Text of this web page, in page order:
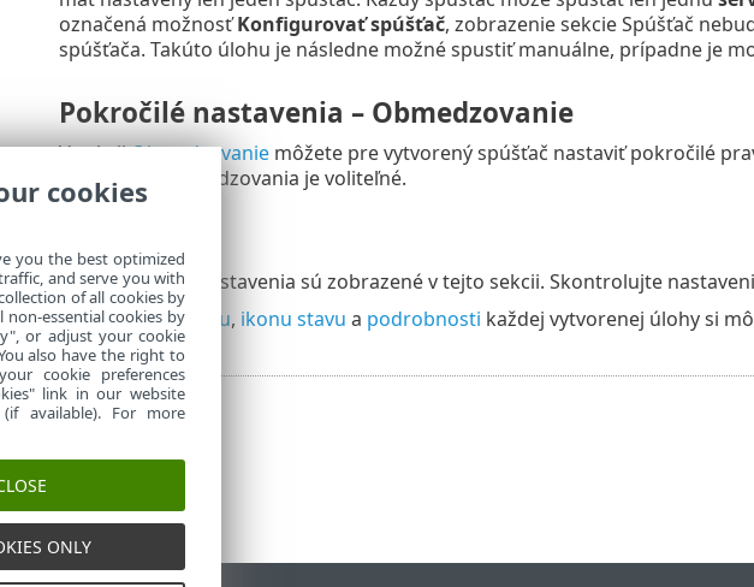
označená možnosťKonfigurovať spúšťač, zobrazenie sekcie Spúšťač
spúšťača. Takúto úlohu je následne možné spustiť manuálne, prípadne je
Pokročilé nastavenia – Obmedzovanie
V sekciiObmedzovaniemôžete pre vytvorený spúšťač nastaviť pokročilé
Nastavenie obmedzovania je voliteľné.
Všetky použité nastavenia sú zobrazené v tejto sekcii. Skontrolujte
Indikátor priebehu, ikonu stavu a podrobnosti každej vytvorenej úlohy si
cookies
you the best optimized
and serve you with
of all cookies by
non-essential cookies by
or adjust your cookie
also have the right to
cookie preferences
link in our website
available). For more
ONLY